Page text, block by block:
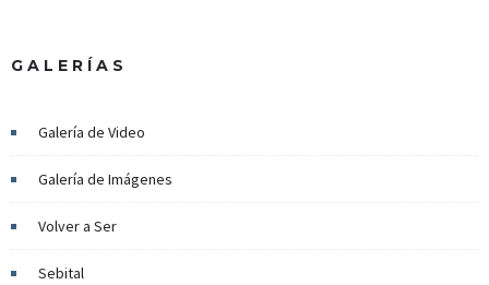
GALERÍAS
Galería de Video
Galería de Imágenes
Volver a Ser
Sebital